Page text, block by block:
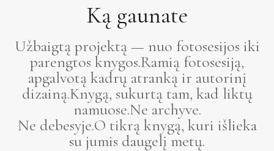
Ką gaunate
Užbaigtą projektą — nuo fotosesijos iki
parengtos knygos.Ramią fotosesiją,
apgalvotą kadrų atranką ir autorinį
dizainą.Knygą, sukurtą tam, kad liktų
namuose.Ne archyve.
Ne debesyje.O tikrą knygą, kuri išlieka
su jumis daugelį metų.